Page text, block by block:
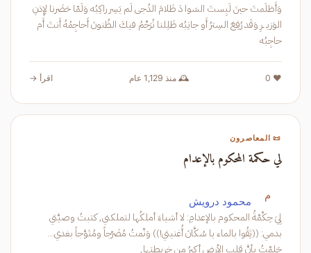
وَأَظلَمتَ حينَ لَبِستَ السَوا دَ ظَلامَ الدُجى لَم يَسِر راكِبُه وَلَمّا حَضَرنا لِإِذنِ
الوَزيـ ـرِ وَقَد رُفِعَ السِترُ أَو جانِبُه ظَلِلنا نُرَجِّمُ فيكَ الظُنونَ أَحاجِمُهُ أَنتَ أَم
حاجِبُه
❤️ 0 🕰️ منذ 1,129 عام اقرأ →
📜 المعاصرون
لي حكمة المحكوم بالإعدام
م محمود درويش
لِيَ حِكْمْةُ المحكوم بالإعدامِ: لا أشياءَ أملكُها لتملكني, كتبتُ وصيَّتي
بدمي: ((ثِقُوا بالماء يا سُكَّانَ أُغنيتي!)) وَنْمتُ مُضَرّجاً ومُتَوَّجاً بغدي...
حَلِمْتُ بأنَّ قلب الأرض أكبرُ من خريطتها,